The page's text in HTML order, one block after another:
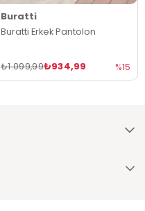
Buratti
Buratti Erkek Pantolon
₺934,99
₺1.099,99 %15